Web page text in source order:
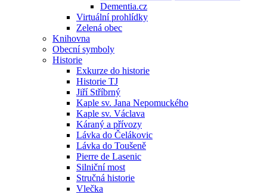
Dementia.cz
Virtuální prohlídky
Zelená obec
Knihovna
Obecní symboly
Historie
Exkurze do historie
Historie TJ
Jiří Stříbrný
Kaple sv. Jana Nepomuckého
Kaple sv. Václava
Káraný a přívozy
Lávka do Čelákovic
Lávka do Toušeně
Pierre de Lasenic
Silniční most
Stručná historie
Vlečka